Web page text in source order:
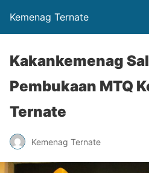
Kemenag Ternate
Kakankemenag
Pembukaan MTQ
Ternate
Kemenag Ternate